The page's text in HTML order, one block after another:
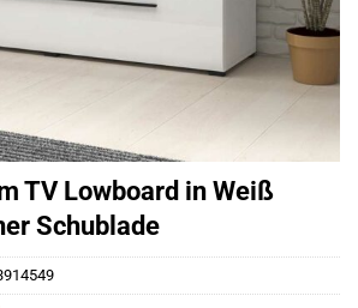
TV Lowboard in Weiß
Schublade